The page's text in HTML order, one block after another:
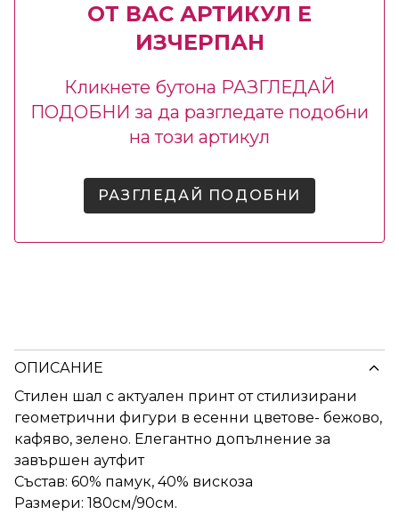
ОТ ВАС АРТИКУЛ Е
ИЗЧЕРПАН
Кликнете бутона РАЗГЛЕДАЙ
ПОДОБНИ за да разгледате подобни
на този артикул
РАЗГЛЕДАЙ ПОДОБНИ
ОПИСАНИЕ
Стилен шал с актуален принт от стилизирани
геометрични фигури в есенни цветове- бежово,
кафяво, зелено. Елегантно допълнение за
завършен аутфит
Състав: 60% памук, 40% вискоза
Размери: 180см/90см.